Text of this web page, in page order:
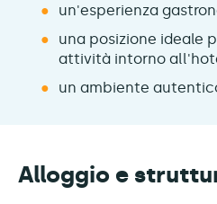
un'esperienza
una posizione ideale
attività intorno
un ambiente
Alloggio e